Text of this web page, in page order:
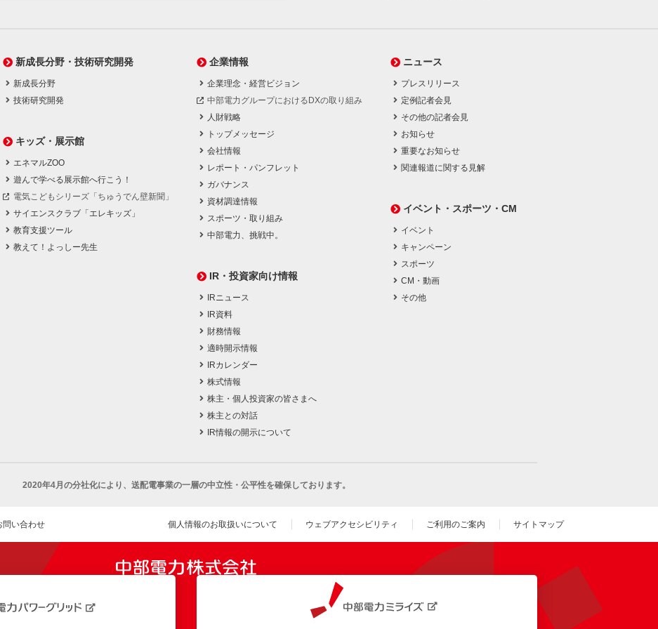
新成長分野・技術研究開発
新成長分野
技術研究開発
キッズ・展示館
エネマルZOO
遊んで学べる展示館へ行こう！
電気こどもシリーズ「ちゅうでん壁新聞」
サイエンスクラブ「エレキッズ」
教育支援ツール
教えて！よっしー先生
企業情報
企業理念・経営ビジョン
中部電力グループにおけるDXの取り組み
人財戦略
トップメッセージ
会社情報
レポート・パンフレット
ガバナンス
資材調達情報
スポーツ・取り組み
中部電力、挑戦中。
IR・投資家向け情報
IRニュース
IR資料
財務情報
適時開示情報
IRカレンダー
株式情報
株主・個人投資家の皆さまへ
株主との対話
IR情報の開示について
ニュース
プレスリリース
定例記者会見
その他の記者会見
お知らせ
重要なお知らせ
関連報道に関する見解
イベント・スポーツ・CM
イベント
キャンペーン
スポーツ
CM・動画
その他
2020年4月の分社化により、 送配電事業の一層の中立性・公平性を確保しております。
問い合わせ 個人情報のお取扱いについて ウェブアクセシビリティ ご利用のご案内 サイトマップ